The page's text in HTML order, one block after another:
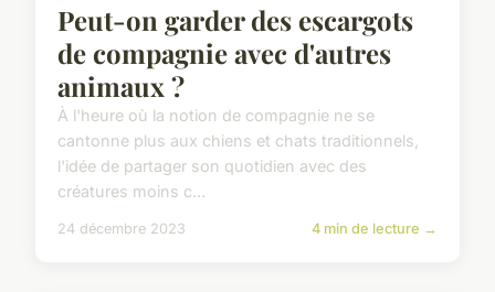
Peut-on garder des escargots
de compagnie avec d'autres
animaux ?
À l'heure où la notion de compagnie ne se
cantonne plus aux chiens et chats traditionnels,
l'idée de partager son quotidien avec des
créatures moins c...
24 décembre 2023 4 min de lecture →